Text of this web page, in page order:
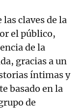
las claves de la
el público,
de la
gracias a un
íntimas y
basado en la
de